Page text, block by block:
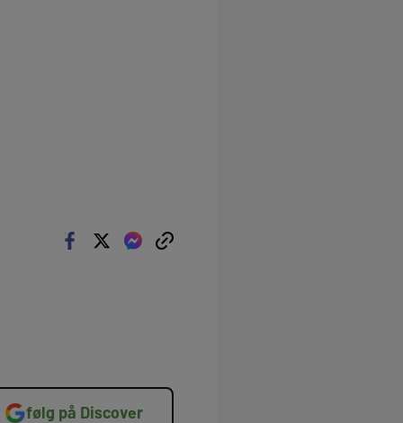
følg på Discover